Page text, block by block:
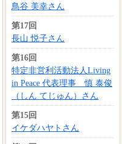
鳥谷 美幸さん
第17回
長山 悦子さん
第16回
特定非営利活動法人Living
in Peace 代表理事 慎 泰俊
（しん てじゅん）さん
第15回
イケダハヤトさん